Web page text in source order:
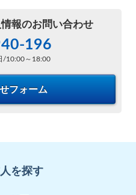
報のお問い合わせ
196
/10:00～18:00
フォーム
を探す